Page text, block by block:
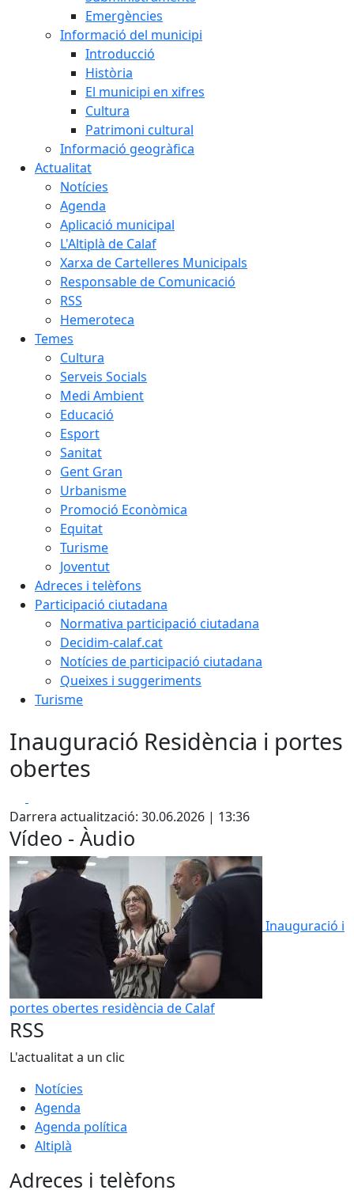
Emergències
Informació del municipi
Introducció
Història
El municipi en xifres
Cultura
Patrimoni cultural
Informació geogràfica
Actualitat
Notícies
Agenda
Aplicació municipal
L'Altiplà de Calaf
Xarxa de Cartelleres Municipals
Responsable de Comunicació
RSS
Hemeroteca
Temes
Cultura
Serveis Socials
Medi Ambient
Educació
Esport
Sanitat
Gent Gran
Urbanisme
Promoció Econòmica
Equitat
Turisme
Joventut
Adreces i telèfons
Participació ciutadana
Normativa participació ciutadana
Decidim-calaf.cat
Notícies de participació ciutadana
Queixes i suggeriments
Turisme
Inauguració Residència i portes
obertes
Darrera actualització: 30.06.2026 | 13:36
Vídeo - Àudio
Inauguració i
portes obertes residència de Calaf
RSS
L'actualitat a un clic
Notícies
Agenda
Agenda política
Altiplà
Adreces i telèfons